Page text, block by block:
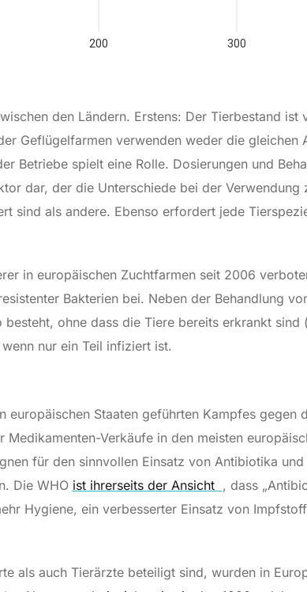
den Ländern. Erstens: Der Tierbestand ist
Geflügelfarmen verwenden weder die gleichen
Betriebe spielt eine Rolle. Dosierungen und
dar, der die Unterschiede bei der
sind als andere. Ebenso erfordert jede
in europäischen Zuchtfarmen seit 2006
Bakterien bei. Neben der Behandlung
ohne dass die Tiere bereits erkrankt
nur ein Teil infiziert ist.
europäischen Staaten geführten Kampfes gegen
Verkäufe in den meisten
für den sinnvollen Einsatz von Antibiotika
Die WHO ist ihrerseits der Ansicht , dass
Hygiene, ein verbesserter Einsatz von
als auch Tierärzte beteiligt sind, wurden in